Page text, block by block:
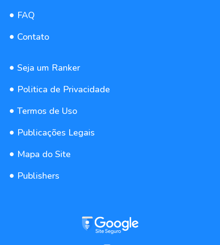
FAQ
Contato
Seja um Ranker
Politica de Privacidade
Termos de Uso
Publicações Legais
Mapa do Site
Publishers